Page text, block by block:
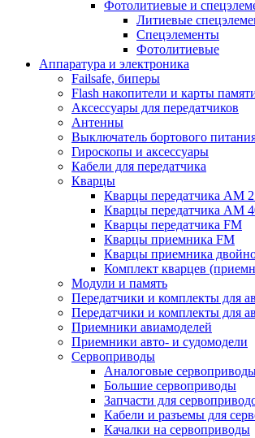
Фотолитиевые и
Литиевые
Спецэлементы
Фотолитиевые
Аппаратура и электроника
Failsafe, биперы
Flash накопители и карты
Аксессуары для передатчиков
Антенны
Выключатель бортового
Гироскопы и аксессуары
Кабели для передатчика
Кварцы
Кварцы передатчика AM
Кварцы передатчика AM
Кварцы передатчика FM
Кварцы приемника FM
Кварцы приемника
Комплект кварцев
Модули и память
Передатчики и комплекты для
Передатчики и комплекты для
Приемники авиамоделей
Приемники авто- и судомодели
Сервоприводы
Аналоговые
Большие сервоприводы
Запчасти для
Кабели и разъемы для
Качалки на сервоприводы